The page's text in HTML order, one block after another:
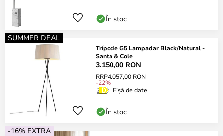
În stoc
SUMMER DEAL
Trípode G5 Lampadar Black/Natural -
Santa & Cole
3.150,00 RON
RRP4.057,00 RON
-22%
Fișă de date
În stoc
-16% EXTRA